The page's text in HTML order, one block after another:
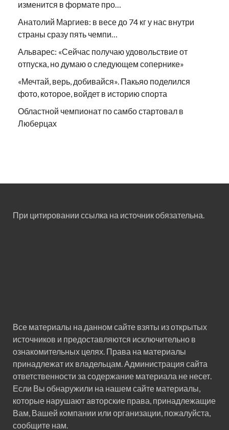
изменится в формате про…
Анатолий Маргиев: в весе до 74 кг у нас внутри
страны сразу пять чемпи…
Альварес: «Сейчас получаю удовольствие от
отпуска, но думаю о следующем сопернике»
«Мечтай, верь, добивайся». Пакьяо поделился
фото, которое, войдет в историю спорта
Областной чемпионат по самбо стартовал в
Люберцах
При цитировании ссылка на источник обязательна.
Все материалы на данном сайте взяты из открытых
источников и предоставляются исключительно в
ознакомительных целях. Права на материалы
принадлежат их владельцам. Администрация сайта
ответственности за содержание материала не несет.
Если Вы обнаружили на нашем сайте материалы,
которые нарушают авторские права, принадлежащие
Вам, Вашей компании или организации, пожалуйста,
сообщите нам.